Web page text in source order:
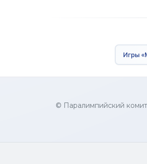
Игры
© Паралимпийский